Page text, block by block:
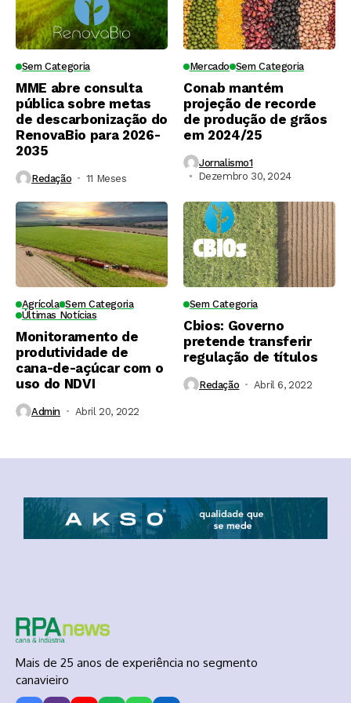
Sem Categoria
MME abre consulta
pública sobre metas
de descarbonização do
RenovaBio para 2026-
2035
Redação 11 Meses ⁮
Mercado Sem Categoria
Conab mantém
projeção de recorde
de produção de grãos
em 2024/25
Jornalismo1
Dezembro 30, 2024
Agrícola Sem Categoria
Últimas Notícias
Monitoramento de
produtividade de
cana-de-açúcar com o
uso do NDVI
Admin Abril 20, 2022
Sem Categoria
Cbios: Governo
pretende transferir
regulação de títulos
Redação Abril 6, 2022
Mais de 25 anos de experiência no segmento
canavieiro